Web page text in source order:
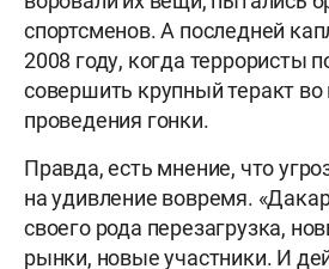
спортсменов. А последней
2008 году, когда террористы
совершить крупный теракт
проведения гонки.
Правда, есть мнение, что
на удивление вовремя.
своего рода перезагрузка,
рынки, новые участники. И